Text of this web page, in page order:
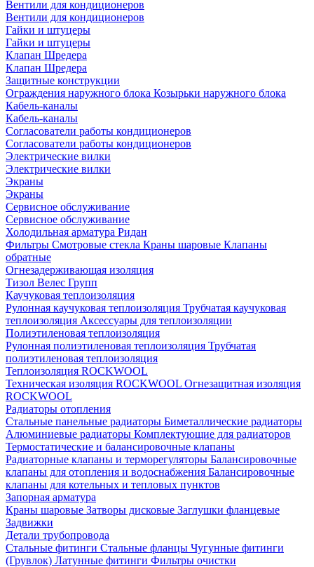
Вентили для кондиционеров
Вентили для кондиционеров
Гайки и штуцеры
Гайки и штуцеры
Клапан Шредера
Клапан Шредера
Защитные конструкции
Ограждения наружного блока Козырьки наружного блока
Кабель-каналы
Кабель-каналы
Согласователи работы кондиционеров
Согласователи работы кондиционеров
Электрические вилки
Электрические вилки
Экраны
Экраны
Сервисное обслуживание
Сервисное обслуживание
Холодильная арматура Ридан
Фильтры Смотровые стекла Краны шаровые Клапаны
обратные
Огнезадерживающая изоляция
Тизол Велес Групп
Каучуковая теплоизоляция
Рулонная каучуковая теплоизоляция Трубчатая каучуковая
теплоизоляция Аксессуары для теплоизоляции
Полиэтиленовая теплоизоляция
Рулонная полиэтиленовая теплоизоляция Трубчатая
полиэтиленовая теплоизоляция
Теплоизоляция ROCKWOOL
Техническая изоляция ROCKWOOL Огнезащитная изоляция
ROCKWOOL
Радиаторы отопления
Стальные панельные радиаторы Биметаллические радиаторы
Алюминиевые радиаторы Комплектующие для радиаторов
Термостатические и балансировочные клапаны
Радиаторные клапаны и терморегуляторы Балансировочные
клапаны для отопления и водоснабжения Балансировочные
клапаны для котельных и тепловых пунктов
Запорная арматура
Краны шаровые Затворы дисковые Заглушки фланцевые
Задвижки
Детали трубопровода
Стальные фитинги Стальные фланцы Чугунные фитинги
(Грувлок) Латунные фитинги Фильтры очистки